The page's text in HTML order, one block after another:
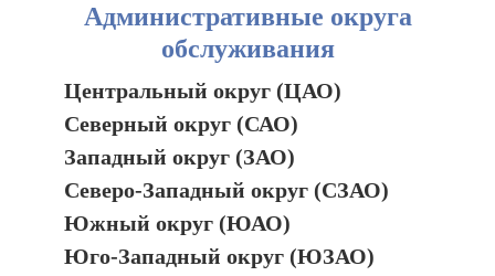
Административные округа
обслуживания
Центральный округ (ЦАО)
Северный округ (САО)
Западный округ (ЗАО)
Северо-Западный округ (СЗАО)
Южный округ (ЮАО)
Юго-Западный округ (ЮЗАО)